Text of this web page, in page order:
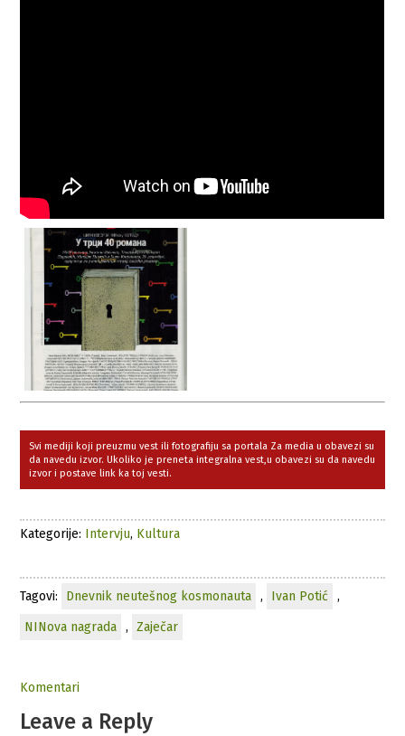
Svi mediji koji preuzmu vest ili fotografiju sa portala Za media u obavezi su
da navedu izvor. Ukoliko je preneta integralna vest,u obavezi su da navedu
izvor i postave link ka toj vesti.
Kategorije: Intervju, Kultura
Tagovi: Dnevnik neutešnog kosmonauta , Ivan Potić
,
NINova nagrada
, Zaječar
Komentari
Leave a Reply